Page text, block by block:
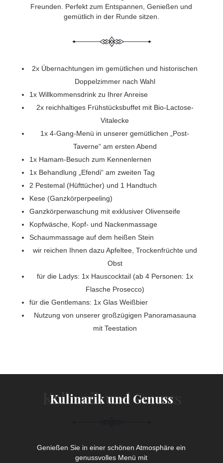
Freunden. Perfekt zum Entspannen, Genießen und
gemütlich in der Runde sitzen.
2x Übernachtungen im gemütlichen und historischen
Doppelzimmer nach Wahl
1x Willkommensdrink zu Ihrer Anreise
2x reichhaltiges Frühstücksbuffet mit Bio-Lactose-
Vitalecke
1x 4-Gang-Menü in unserer gemütlichen „Post-
Taverne“ am ersten Abend
1x Hamam-Besuch zum Kennenlernen
1x Behandlung „Efendi“ am zweiten Tag
2 Pestemal (Hüfttücher) und 1 Handtuch
Kese (Ganzkörperpeeling)
Ganzkörperwaschung mit exklusiver Olivenseife
Kopfwäsche, Kopf- und Nackenmassage
Schaummassage auf dem heißen Stein
wir reichen Ihnen dazu Apfeltee, Trockenfrüchte und
Obst
für die Ladys: 1x Hauscocktail (ab 4 Personen: 1x
Flasche Prosecco)
für die Gentlemans: 1x Glas Weißbier
Nutzung von unserer großzügigen Panoramasauna
mit Teestation
Kulinarik und Genuss
Genießen Sie in einer schönen Atmosphäre ein
genussvolles Menü mit